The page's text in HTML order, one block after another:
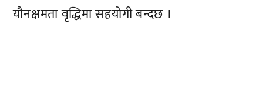
यौनक्षमता वृद्धिमा सहयोगी बन्दछ ।